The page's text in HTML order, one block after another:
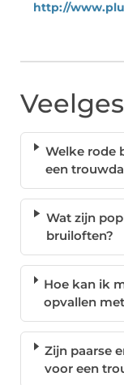
http://
Welke rode
een
Wat zijn
bruiloften?
Hoe kan ik
opvallen
Zijn paarse
voor een